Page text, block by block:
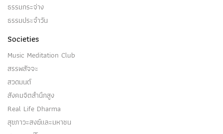
ธรรมกระจ่าง
ธรรมประจำวัน
Societies
Music Meditation Club
สรรพสัจจะ
สวดมนต์
สังคมจิตสำนึกสูง
Real Life Dharma
สุขภาวะสงฆ์และมหาชน